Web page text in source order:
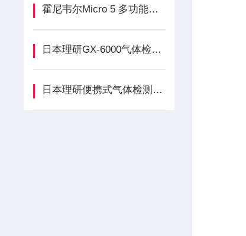
霍尼韦尔Micro 5 多功能复合气体检测仪的功能介绍
日本理研GX-6000气体检测仪使用方法
日本理研便携式气体检测仪SC-8000的维修保养